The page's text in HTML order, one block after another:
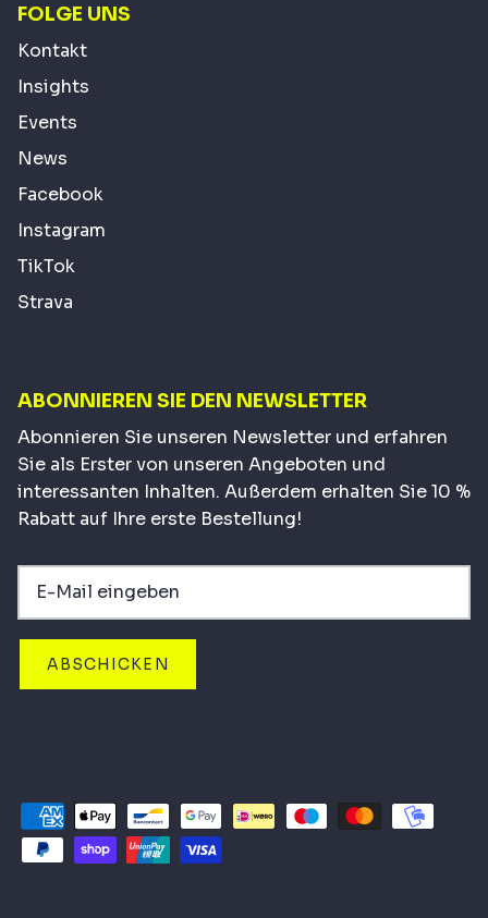
FOLGE UNS
Kontakt
Insights
Events
News
Facebook
Instagram
TikTok
Strava
ABONNIEREN SIE DEN NEWSLETTER
Abonnieren Sie unseren Newsletter und erfahren
Sie als Erster von unseren Angeboten und
interessanten Inhalten. Außerdem erhalten Sie 10 %
Rabatt auf Ihre erste Bestellung!
ABSCHICKEN